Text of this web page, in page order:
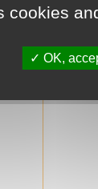
cookies
OK,